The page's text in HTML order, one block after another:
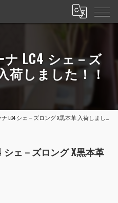
ナ LC4 シェ－ズ
荷しました！！
LC4 シェ－ズロング X黒本革 入荷しました！！
シェ－ズロング X黒本革